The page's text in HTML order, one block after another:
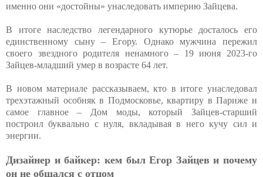
именно они «достойны» унаследовать империю Зайцева.
В итоге наследство легендарного кутюрье досталось его
единственному сыну – Егору. Однако мужчина пережил
своего звездного родителя ненамного – 19 июня 2023-го
Зайцев-младший умер в возрасте 64 лет.
В новом материале рассказываем, кто в итоге унаследовал
трехэтажный особняк в Подмосковье, квартиру в Париже и
самое главное – Дом моды, который Зайцев-старший
построил буквально с нуля, вкладывая в него кучу сил и
энергии.
Дизайнер и байкер: кем был Егор Зайцев и почему
он не общался с отцом